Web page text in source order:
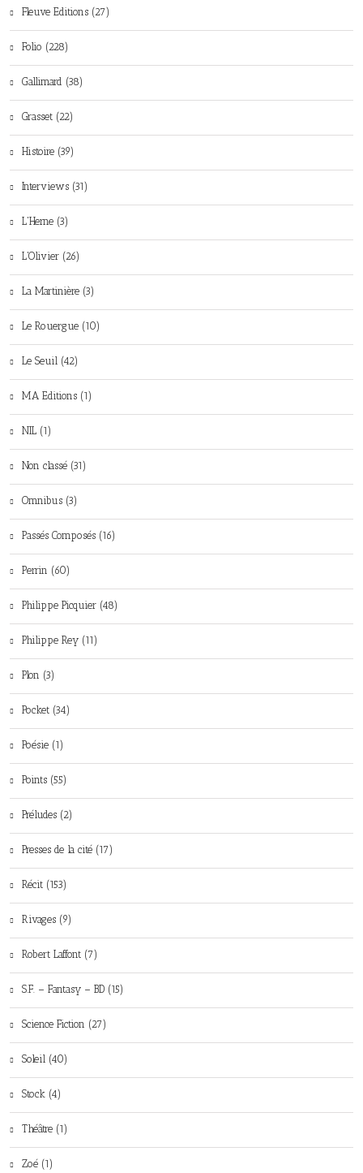
Fleuve Editions (27)
Folio (228)
Gallimard (38)
Grasset (22)
Histoire (39)
Interviews (31)
L'Herne (3)
L'Olivier (26)
La Martinière (3)
Le Rouergue (10)
Le Seuil (42)
MA Editions (1)
NIL (1)
Non classé (31)
Omnibus (3)
Passés Composés (16)
Perrin (60)
Philippe Picquier (48)
Philippe Rey (11)
Plon (3)
Pocket (34)
Poésie (1)
Points (55)
Préludes (2)
Presses de la cité (17)
Récit (153)
Rivages (9)
Robert Laffont (7)
S.F. – Fantasy – BD (15)
Science Fiction (27)
Soleil (40)
Stock (4)
Théâtre (1)
Zoé (1)